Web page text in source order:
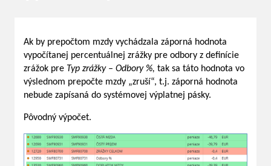
Ak by prepočtom mzdy vychádzala záporná hodnota
vypočítanej percentuálnej zrážky pre odbory z definície
zrážok pre Typ zrážky – Odbory %, tak sa táto hodnota vo
výslednom prepočte mzdy „zruší“, t.j. záporná hodnota
nebude zapísaná do systémovej výplatnej pásky.
Pôvodný výpočet.